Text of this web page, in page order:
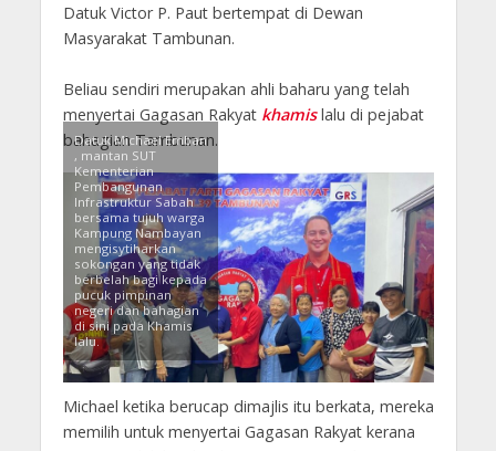
Datuk Victor P. Paut bertempat di Dewan
Masyarakat Tambunan.
Beliau sendiri merupakan ahli baharu yang telah
menyertai Gagasan Rakyat khamislalu di pejabat
bahagian Tambunan.
Datuk Michael Emban
, mantan SUT
Kementerian
Pembangunan
Infrastruktur Sabah
bersama tujuh warga
Kampung Nambayan
mengisytiharkan
sokongan yang tidak
berbelah bagi kepada
pucuk pimpinan
negeri dan bahagian
di sini pada Khamis
lalu.
Michael ketika berucap dimajlis itu berkata, mereka
memilih untuk menyertai Gagasan Rakyat kerana